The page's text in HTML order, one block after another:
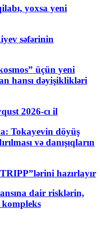
yoxsa yeni
səfərinin
üçün yeni
hansı dəyişiklikləri
2026-cı il
Tokayevin döyüş
və danışıqların
hazırlayır
dair risklərin,